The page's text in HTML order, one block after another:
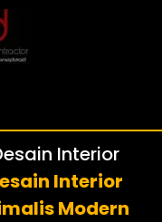
Interior
Interior
Modern